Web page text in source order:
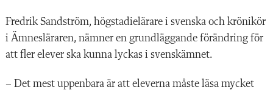
Fredrik Sandström, högstadielärare i svenska och krönikör
i Ämnesläraren, nämner en grundläggande förändring för
att fler elever ska kunna lyckas i svenskämnet.
– Det mest uppenbara är att eleverna måste läsa mycket